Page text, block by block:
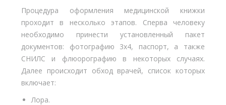
Процедура оформления медицинской книжки
проходит в несколько этапов. Сперва человеку
необходимо принести установленный пакет
документов: фотографию 3х4, паспорт, а также
СНИЛС и флюорографию в некоторых случаях.
Далее происходит обход врачей, список которых
включает:
Лора.